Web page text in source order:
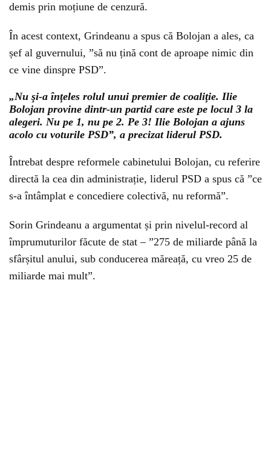
demis prin moțiune de cenzură.
În acest context, Grindeanu a spus că Bolojan a ales, ca
șef al guvernului, ”să nu țină cont de aproape nimic din
ce vine dinspre PSD”.
„Nu şi-a înţeles rolul unui premier de coaliţie. Ilie
Bolojan provine dintr-un partid care este pe locul 3 la
alegeri. Nu pe 1, nu pe 2. Pe 3! Ilie Bolojan a ajuns
acolo cu voturile PSD”, a precizat liderul PSD.
Întrebat despre reformele cabinetului Bolojan, cu referire
directă la cea din administrație, liderul PSD a spus că ”ce
s-a întâmplat e concediere colectivă, nu reformă”.
Sorin Grindeanu a argumentat și prin nivelul-record al
împrumuturilor făcute de stat – ”275 de miliarde până la
sfârșitul anului, sub conducerea măreață, cu vreo 25 de
miliarde mai mult”.